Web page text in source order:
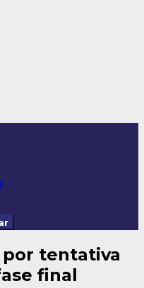
por tentativa
final